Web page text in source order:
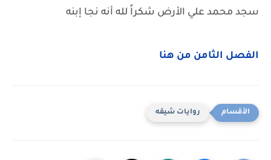
سجد محمد علي الأرض شكراً لله أنه نجا إبنه
الفصل الثامن من هنا
روايات شيقه